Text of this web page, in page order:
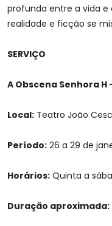
profunda entre a vida e
realidade e ficção se
SERVIÇO
A Obscena Senhora H
Local: Teatro João
Período: 26 a 29 de
Horários: Quinta a
Duração aproximada: